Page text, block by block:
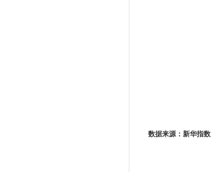
数据来源：新华指数